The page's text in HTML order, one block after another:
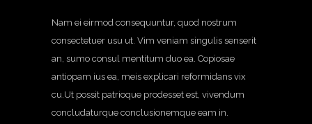
Nam ei eirmod consequuntur, quod nostrum
consectetuer usu ut. Vim veniam singulis senserit
an, sumo consul mentitum duo ea. Copiosae
antiopam ius ea, meis explicari reformidans vix
cu.Ut possit patrioque prodesset est, vivendum
concludaturque conclusionemque eam in.